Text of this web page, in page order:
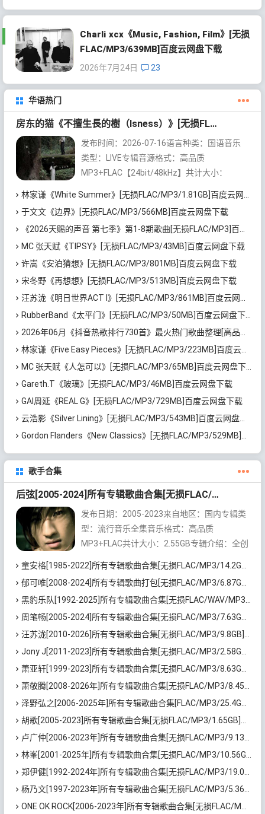
Charli xcx《Music, Fashion, Film》[无损
FLAC/MP3/639MB]百度云网盘下载
2026年7月24日 23
华语热门
房东的猫《不擅生長的樹（Isness）》[无损FLAC/MP3/252MB]百度云网盘下载
发布时间：2026-07-16语言种类：国语音乐
类型：LIVE专辑音源格式：高品质
MP3+FLAC【24bit/48kHz】共计大小：
林家谦《White Summer》[无损FLAC/MP3/1.81GB]百度云网盘下载
于文文《边界》[无损FLAC/MP3/566MB]百度云网盘下载
《2026天赐的声音 第七季》第1-8期歌曲[无损FLAC/MP3]百度云网盘下载
MC 张天赋《TIPSY》[无损FLAC/MP3/43MB]百度云网盘下载
许嵩《安泊猜想》[无损FLAC/MP3/801MB]百度云网盘下载
宋冬野《再想想》[无损FLAC/MP3/513MB]百度云网盘下载
汪苏泷《明日世界ACT I》[无损FLAC/MP3/861MB]百度云网盘下载
RubberBand《太平门》[无损FLAC/MP3/50MB]百度云网盘下载
2026年06月《抖音热歌排行730首》最火热门歌曲整理[高品质MP3/320K/5.35GB]百度云网盘下载
林家谦《Five Easy Pieces》[无损FLAC/MP3/223MB]百度云网盘下载
MC 张天赋《人怎可以》[无损FLAC/MP3/65MB]百度云网盘下载
Gareth.T《玻璃》[无损FLAC/MP3/46MB]百度云网盘下载
GAI周延《REAL G》[无损FLAC/MP3/729MB]百度云网盘下载
云浩影《Silver Lining》[无损FLAC/MP3/543MB]百度云网盘下载
Gordon Flanders《New Classics》[无损FLAC/MP3/529MB]百度云网盘下载
歌手合集
后弦[2005-2024]所有专辑歌曲合集[无损FLAC/MP3/2.55GB]百度云网盘下载
发布日期：2005-2023来自地区：国内专辑类
型：流行音乐全集音乐格式：高品质
MP3+FLAC共计大小：2.55GB专辑介绍：全创
《古玩》，首两...
童安格[1985-2022]所有专辑歌曲合集[无损FLAC/MP3/14.2GB]百度云网盘下载
郁可唯[2008-2024]所有专辑歌曲打包[无损FLAC/MP3/6.87GB]百度云网盘下载
黑豹乐队[1992-2025]所有专辑歌曲合集[无损FLAC/WAV/MP3/10.64GB]百度云网盘下载
周笔畅[2005-2024]所有专辑歌曲合集[无损FLAC/MP3/7.63GB]百度云网盘下载
汪苏泷[2010-2026]所有专辑歌曲合集[无损FLAC/MP3/9.8GB]百度云网盘下载
Jony J[2011-2023]所有专辑歌曲合集[无损FLAC/MP3/2.58GB]百度云网盘下载
萧亚轩[1999-2023]所有专辑歌曲合集[无损FLAC/MP3/8.63GB]百度云网盘下载
萧敬腾[2008-2026年]所有专辑歌曲合集[无损FLAC/MP3/8.45GB]百度云网盘下载
泽野弘之[2006-2025年]所有专辑歌曲合集[FLAC/MP3/25.4GB]百度云网盘下载
胡歌[2005-2023]所有专辑歌曲合集[无损FLAC/MP3/1.65GB]百度云网盘下载
卢广仲[2006-2023年]所有专辑歌曲合集[无损FLAC/MP3/9.13GB]百度云网盘下载
林峯[2001-2025年]所有专辑歌曲合集[无损FLAC/MP3/10.56GB]百度云网盘下载
郑伊健[1992-2024年]所有专辑歌曲合集[无损FLAC/MP3/19.03GB]百度云网盘下载
杨乃文[1997-2023年]所有专辑歌曲合集[无损FLAC/MP3/5.36GB]百度云网盘下载
ONE OK ROCK[2006-2023年]所有专辑歌曲合集[无损FLAC/MP3/3.05GB]百度云盘下载